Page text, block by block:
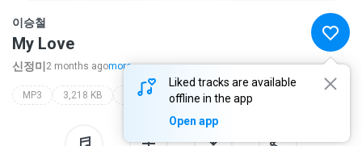
Liked tracks are available
offline in the app
Open app
이승철
My Love
신정미 2 months agomore...
MP3 3,218 KB 발라드 my love 이승철